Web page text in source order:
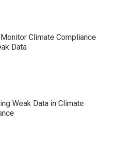
Climate Compliance
Data
Weak Data in Climate